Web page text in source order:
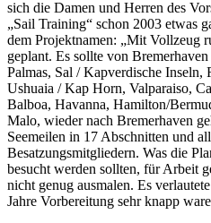
sich die Damen und Herren des
Sail Training
schon 2003 etwas
dem Projektnamen:
Mit Vollzeug
geplant. Es sollte von
Palmas, Sal / Kapverdische Inseln,
Ushuaia / Kap Horn, Valparaiso,
Balboa, Havanna, Hamilton/
Malo, wieder nach Bremerhaven
Seemeilen in 17 Abschnitten und
Besatzungsmitgliedern. Was die
besucht werden sollten, für Arbeit
nicht genug ausmalen. Es
Jahre Vorbereitung sehr knapp